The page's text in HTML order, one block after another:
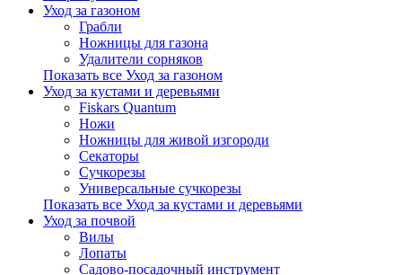
Уход за газоном
Грабли
Ножницы для газона
Удалители сорняков
Показать все Уход за газоном
Уход за кустами и деревьями
Fiskars Quantum
Ножи
Ножницы для живой изгороди
Секаторы
Сучкорезы
Универсальные сучкорезы
Показать все Уход за кустами и деревьями
Уход за почвой
Вилы
Лопаты
Садово-посадочный инструмент